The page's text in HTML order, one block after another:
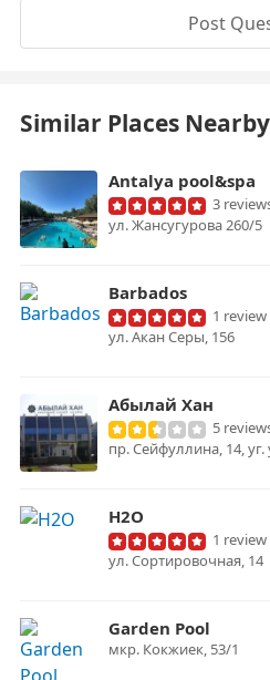
Post
Similar Places Nearby
Antalya pool&spa
3
​ул. Жансугурова 260/5
Barbados
1 review
ул. Акан Серы, 156
Абылай Хан
5
пр. Сейфуллина, 14,
H2O
1 review
ул. Сортировочная, 14
Garden Pool
мкр. Кокжиек, 53/1